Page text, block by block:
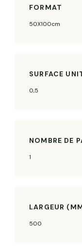
FORMAT
50X100cm
SURFACE
0,5
NOMBRE DE
1
LARGEUR
500